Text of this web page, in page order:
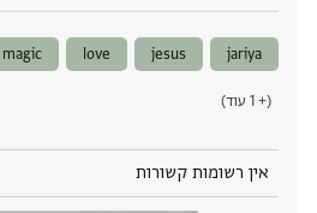
jariya
jesus
love
magic
(+ 1 עוד)
אין רשומות קשורות